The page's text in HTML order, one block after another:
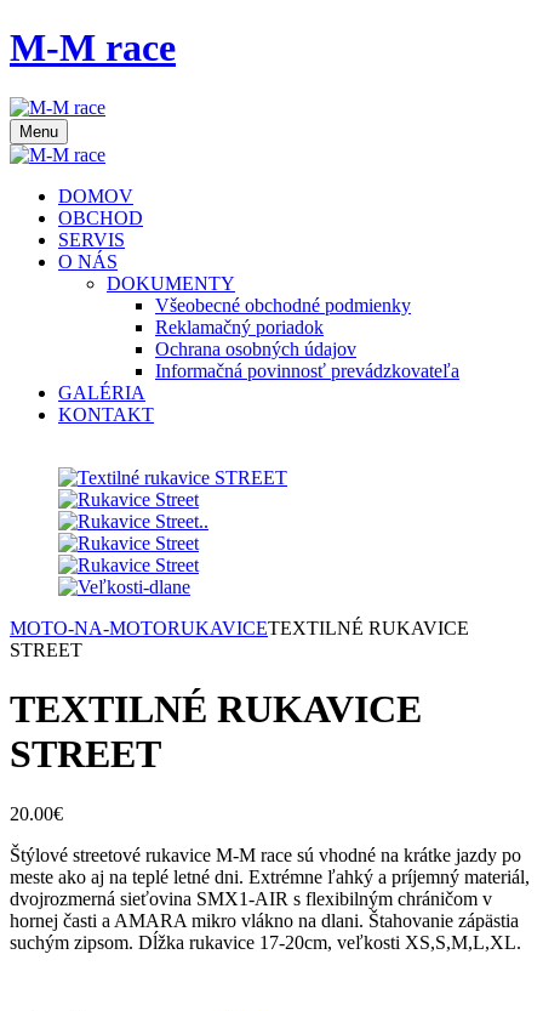
M-M race
Menu
DOMOV
OBCHOD
SERVIS
O NÁS
DOKUMENTY
Všeobecné obchodné podmienky
Reklamačný poriadok
Ochrana osobných údajov
Informačná povinnosť prevádzkovateľa
GALÉRIA
KONTAKT
MOTO-NA-MOTORUKAVICETEXTILNÉ RUKAVICE
STREET
TEXTILNÉ RUKAVICE
STREET
20.00€
Štýlové streetové rukavice M-M race sú vhodné na krátke jazdy po
meste ako aj na teplé letné dni. Extrémne ľahký a príjemný materiál,
dvojrozmerná sieťovina SMX1-AIR s flexibilným chráničom v
hornej časti a AMARA mikro vlákno na dlani. Štahovanie zápästia
suchým zipsom. Dĺžka rukavice 17-20cm, veľkosti XS,S,M,L,XL.